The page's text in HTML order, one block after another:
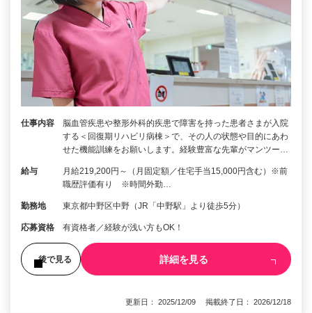
仕事内容
脳⾎管疾患や整形外科的疾患で障害を持った患者さまが入院
する＜回復期リハビリ病棟＞で、その人の状態や目的にあわ
せた機能訓練をお願いします。経験豊富な先輩がマンツー…
給与
月給219,200円～（月固定額／住宅手当15,000円含む）※前
職歴評価有り ※時間外勤…
勤務地 東京都中野区中野（JR「中野駅」より徒歩5分）
応募資格 有資格者／経験が浅い方もOK！
後で見る 詳細を見る
更新日： 2025/12/09 掲載終了日： 2026/12/18